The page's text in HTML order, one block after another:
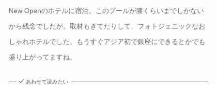
New Openのホテルに宿泊。このプールが膝くらいまでしかない
から残念でしたが。取材もきてたりして、フォトジェニックなお
しゃれホテルでした。もうすぐアジア初で銀座にできるとかでも
盛り上がってますね。
あわせて読みたい